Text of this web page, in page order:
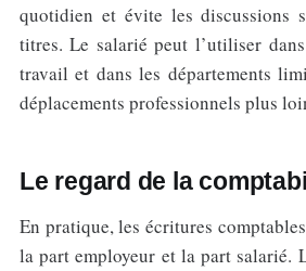
quotidien et évite les discussions
titres. Le salarié peut l’utiliser
travail et dans les départements
déplacements professionnels plus
Le regard de la
En pratique, les écritures
la part employeur et la part salarié.